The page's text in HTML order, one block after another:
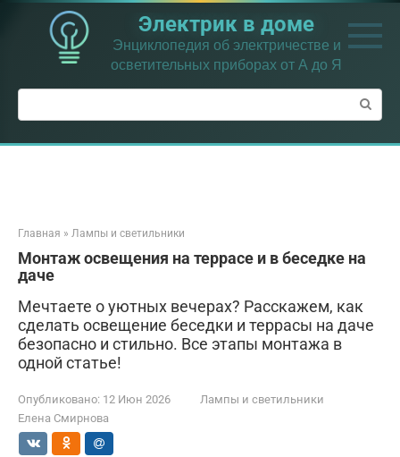
Перейти
контенту
Электрик в доме
Энциклопедия об электричестве и
осветительных приборах от А до Я
Поиск:
Главная » Лампы и светильники
Монтаж освещения на террасе и в беседке на
даче
Мечтаете о уютных вечерах? Расскажем, как
сделать освещение беседки и террасы на даче
безопасно и стильно. Все этапы монтажа в
одной статье!
Опубликовано: 12 Июн 2026
Лампы и светильники
Елена Смирнова